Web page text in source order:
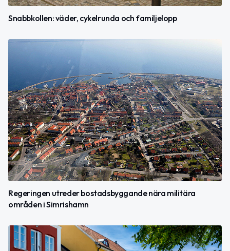
Snabbkollen: väder, cykelrunda och familjelopp
Regeringen utreder bostadsbyggande nära militära
områden i Simrishamn